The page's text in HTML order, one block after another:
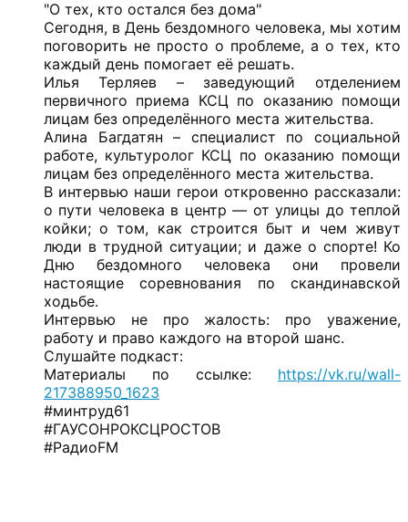
"О тех, кто остался без дома"
Сегодня, в День бездомного человека, мы хотим
поговорить не просто о проблеме, а о тех, кто
каждый день помогает её решать.
Илья Терляев – заведующий отделением
первичного приема КСЦ по оказанию помощи
лицам без определённого места жительства.
Алина Багдатян – специалист по социальной
работе, культуролог КСЦ по оказанию помощи
лицам без определённого места жительства.
В интервью наши герои откровенно рассказали:
о пути человека в центр — от улицы до теплой
койки;о том, как строится быт и чем живут
люди в трудной ситуации; и даже о спорте! Ко
Дню бездомного человека они провели
настоящие соревнования по скандинавской
ходьбе.
Интервью не про жалость: про уважение,
работу и право каждого на второй шанс.
Слушайте подкаст:
Материалы по ссылке: https://vk.ru/wall-
217388950_1623
#минтруд61
#ГАУСОНРОКСЦРОСТОВ
#РадиоFM